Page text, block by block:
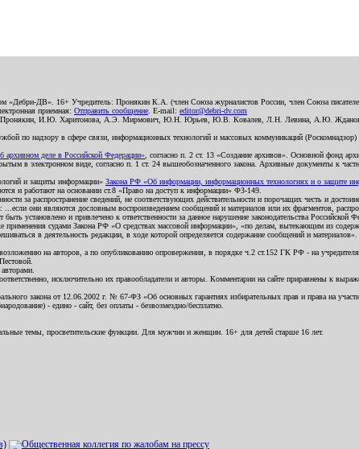
«Дебри-ДВ». 16+ Учредитель: Пронякин К.А. (член Союза журналистов России, член Союза
приемная: Отправить сообщение . E-mail: editor@debri-dv.com
К.А. Пронякин, И.Ю. Харитонова, А.Э. Мирмович, Ю.Н. Юрьев, Ю.В. Ковалев, Л.Н. Левина, А.Ю.
по надзору в сфере связи, информационных технологий и массовых коммуникаций (Роскомнадзор)
деле в Российской Федерации» , согласно п. 2 ст. 13 «Создание архивов». Основной фонд
в электронном виде, согласно п. 1 ст. 24 вышеобозначенного закона. Архивные документы к
и защиты информации» Закона РФ «Об информации, информационных технологиях и о защите
и работают на основании ст.8 «Право на доступ к информации» ФЗ-149.
за распространение сведений, не соответствующих действительности и порочащих честь и
они являются дословным воспроизведением сообщений и материалов или их фрагментов,
установлено и привлечено к ответственности за данное нарушение законодательства Российской
судами Закона РФ «О средствах массовой информации», «по делам, вытекающим из
в деятельность редакции, в ходе которой определяется содержание сообщений и материалов».
на авторов, а по опубликованию опровержения, в порядке ч.2 ст.152 ГК РФ - на учредителя
исключительно их правообладатели и авторы. Комментарии на сайте приравнены к
закона от 12.06.2002 г. № 67-ФЗ «Об основных гарантиях избирательных прав и права на
- едино - сайт, без оплаты - безвозмездно/бесплатно.
темы, просветительские функции. Для мужчин и женщин. 16+ для детей старше 16 лет.